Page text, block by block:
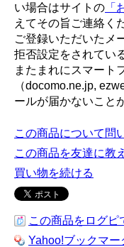
い場合はサイトの 「
えてその旨ご連絡く
ご登録いただいたメ
拒否設定をされてい
またまれにスマート
（docomo.ne.jp,
ールが届かないこと
この商品について問
この商品を友達に教
買い物を続ける
この商品をログピ
Yahoo!ブックマー